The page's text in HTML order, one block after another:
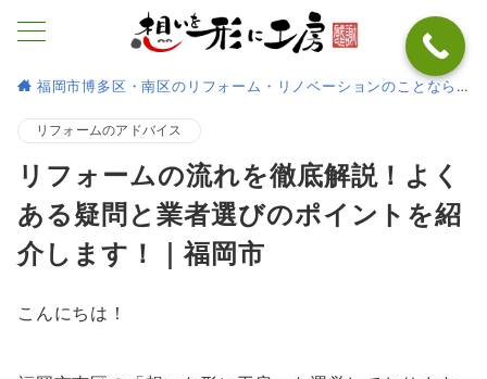
福岡市博多区・南区のリフォーム・リノベーションのことなら
リフォームのアドバイス
リフォームの流れを徹底解説！よく
ある疑問と業者選びのポイントを紹
介します！｜福岡市
こんにちは！